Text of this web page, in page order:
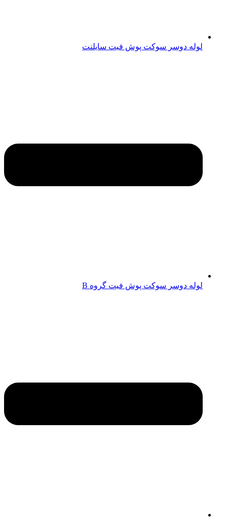
لوله دوسر سوکت پوش فیت سایلنت
لوله دوسر سوکت پوش فیت گروه B